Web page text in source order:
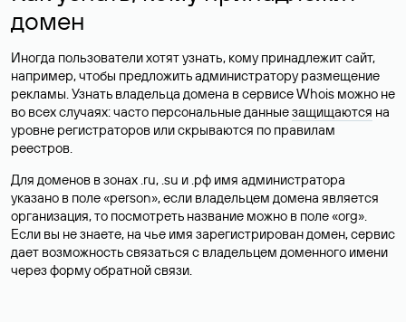
домен
Иногда пользователи хотят узнать, кому принадлежит сайт,
например, чтобы предложить администратору размещение
рекламы. Узнать владельца домена в сервисе Whois можно не
во всех случаях: часто персональные данныезащищаются на
уровне регистраторов или скрываются по правилам
реестров.
Для доменов в зонах .ru, .su и .рф имя администратора
указано в поле «person», если владельцем домена является
организация, то посмотреть название можно в поле «org».
Если вы не знаете, на чье имя зарегистрирован домен, сервис
дает возможность связаться с владельцем доменного имени
через форму обратной связи.